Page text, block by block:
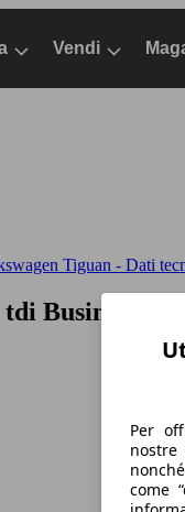
Vendi
Tiguan - Dati
Business
Per
come